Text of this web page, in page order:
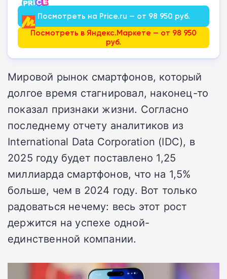
Посмотреть на Price.ru — от 98 950 руб.
Посмотреть в Яндекс.Маркете — от 98 950
руб.
Мировой рынок смартфонов, который
долгое время стагнировал, наконец-то
показал признаки жизни. Согласно
последнему отчету аналитиков из
International Data Corporation (IDC), в
2025 году будет поставлено 1,25
миллиарда смартфонов, что на 1,5%
больше, чем в 2024 году. Вот только
радоваться нечему: весь этот рост
держится на успехе одной-
единственной компании.